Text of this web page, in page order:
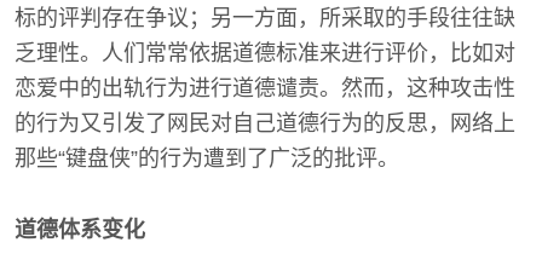
标的评判存在争议；另一方面，所采取的手段往往缺
乏理性。人们常常依据道德标准来进行评价，比如对
恋爱中的出轨行为进行道德谴责。然而，这种攻击性
的行为又引发了网民对自己道德行为的反思，网络上
那些“键盘侠”的行为遭到了广泛的批评。
道德体系变化